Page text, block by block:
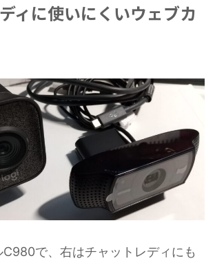
ィに使いにくいウェブカ
で、右はチャットレディにも